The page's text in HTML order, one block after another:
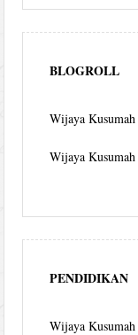
BLOGROLL
Wijaya Kusumah
Wijaya Kusumah
PENDIDIKAN
Wijaya Kusumah